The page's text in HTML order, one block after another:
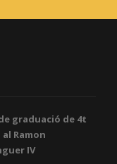
graduació de 4t
al Ramon
IV